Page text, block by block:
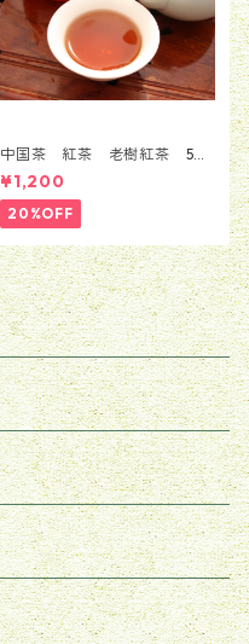
中国茶 紅茶 老樹紅茶 50
g
¥1,200
20%OFF